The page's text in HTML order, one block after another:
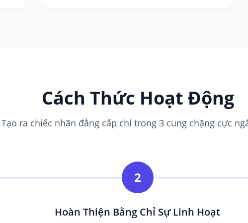
Cách Thức Hoạt Động
Tạo ra chiếc nhãn đẳng cấp chỉ trong 3 cung chặng cực
2
Hoàn Thiện Bằng Chỉ Sự Linh Hoạt